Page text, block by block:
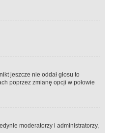
jeszcze nie oddał głosu to
poprzez zmianę opcji w połowie
moderatorzy i administratorzy,